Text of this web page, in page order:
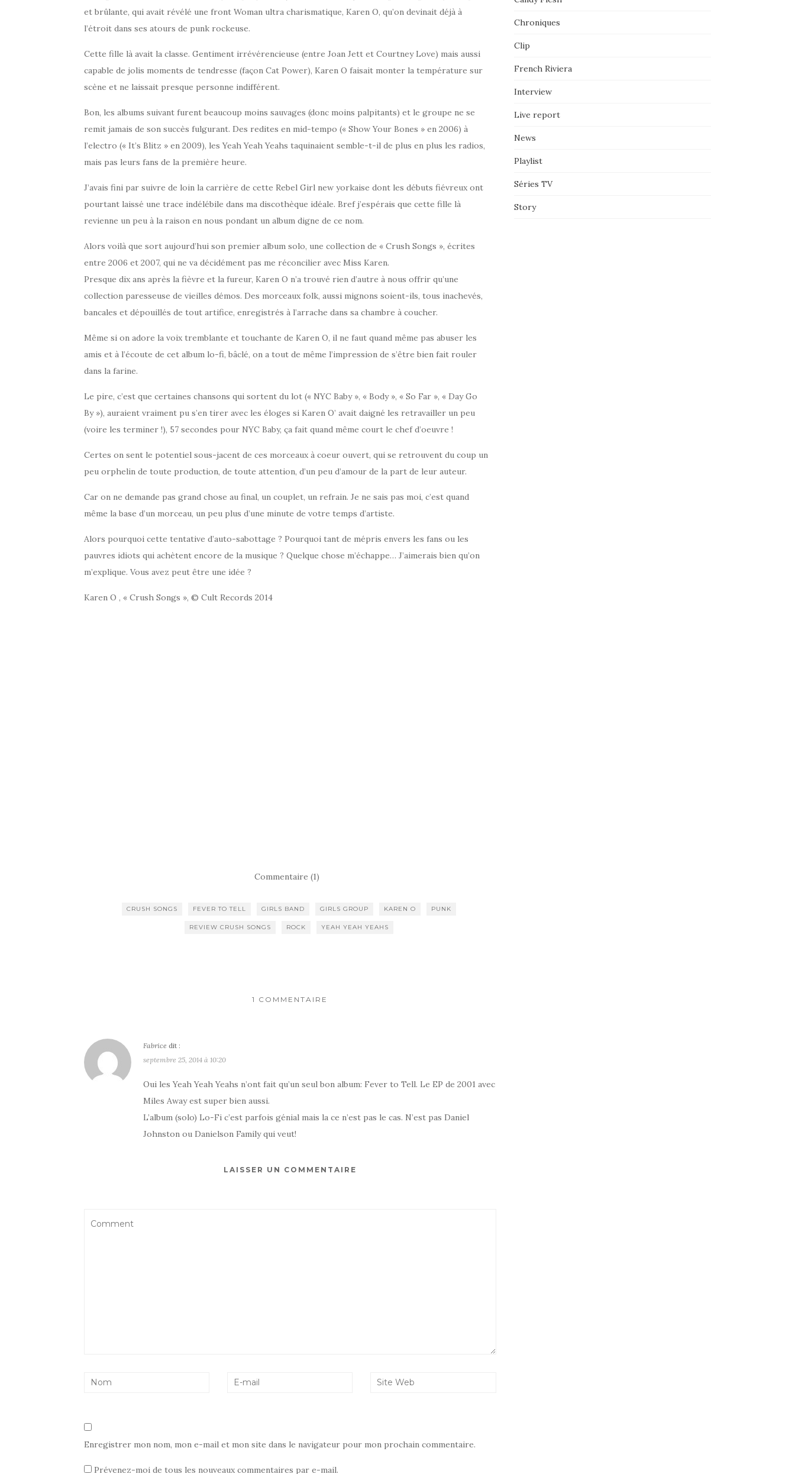
et brûlante, qui avait révélé une front Woman ultra charismatique, Karen O, qu’on devinait déjà à
l’étroit dans ses atours de punk rockeuse.
Cette fille là avait la classe. Gentiment irrévérencieuse (entre Joan Jett et Courtney Love) mais aussi
capable de jolis moments de tendresse (façon Cat Power), Karen O faisait monter la température sur
scène et ne laissait presque personne indifférent.
Bon, les albums suivant furent beaucoup moins sauvages (donc moins palpitants) et le groupe ne se
remit jamais de son succès fulgurant. Des redites en mid-tempo (« Show Your Bones » en 2006) à
l’electro (« It’s Blitz » en 2009), les Yeah Yeah Yeahs taquinaient semble-t-il de plus en plus les radios,
mais pas leurs fans de la première heure.
J’avais fini par suivre de loin la carrière de cette Rebel Girl new yorkaise dont les débuts fiévreux ont
pourtant laissé une trace indélébile dans ma discothèque idéale. Bref j’espérais que cette fille là
revienne un peu à la raison en nous pondant un album digne de ce nom.
Alors voilà que sort aujourd’hui son premier album solo, une collection de « Crush Songs », écrites
entre 2006 et 2007, qui ne va décidément pas me réconcilier avec Miss Karen.
Presque dix ans après la fièvre et la fureur, Karen O n’a trouvé rien d’autre à nous offrir qu’une
collection paresseuse de vieilles démos. Des morceaux folk, aussi mignons soient-ils, tous inachevés,
bancales et dépouillés de tout artifice, enregistrés à l’arrache dans sa chambre à coucher.
Même si on adore la voix tremblante et touchante de Karen O, il ne faut quand même pas abuser les
amis et à l’écoute de cet album lo-fi, bâclé, on a tout de même l’impression de s’être bien fait rouler
dans la farine.
Le pire, c’est que certaines chansons qui sortent du lot (« NYC Baby », « Body », « So Far », « Day Go
By »), auraient vraiment pu s’en tirer avec les éloges si Karen O’ avait daigné les retravailler un peu
(voire les terminer !), 57 secondes pour NYC Baby, ça fait quand même court le chef d’oeuvre !
Certes on sent le potentiel sous-jacent de ces morceaux à coeur ouvert, qui se retrouvent du coup un
peu orphelin de toute production, de toute attention, d’un peu d’amour de la part de leur auteur.
Car on ne demande pas grand chose au final, un couplet, un refrain. Je ne sais pas moi, c’est quand
même la base d’un morceau, un peu plus d’une minute de votre temps d’artiste.
Alors pourquoi cette tentative d’auto-sabottage ? Pourquoi tant de mépris envers les fans ou les
pauvres idiots qui achètent encore de la musique ? Quelque chose m’échappe… J’aimerais bien qu’on
m’explique. Vous avez peut être une idée ?
Karen O , « Crush Songs », © Cult Records 2014
Commentaire (1)
CRUSH SONGS FEVER TO TELL GIRLS BAND GIRLS GROUP KAREN O PUNK
REVIEW CRUSH SONGS ROCK YEAH YEAH YEAHS
1 COMMENTAIRE
Fabrice dit :
septembre 25, 2014 à 10:20
Oui les Yeah Yeah Yeahs n’ont fait qu’un seul bon album: Fever to Tell. Le EP de 2001 avec
Miles Away est super bien aussi.
L’album (solo) Lo-Fi c’est parfois génial mais la ce n’est pas le cas. N’est pas Daniel
Johnston ou Danielson Family qui veut!
LAISSER UN COMMENTAIRE
Enregistrer mon nom, mon e-mail et mon site dans le navigateur pour mon prochain commentaire.
Prévenez-moi de tous les nouveaux commentaires par e-mail.
Chroniques
Clip
French Riviera
Interview
Live report
News
Playlist
Séries TV
Story